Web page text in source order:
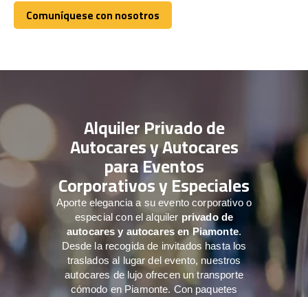
Comuníquese con nosotros
Comuníquese con nosotros
Alquiler Privado de
Autocares y Autocares
para Eventos
Corporativos y Especiales
Aporte elegancia a su evento corporativo o
especial con el alquiler privado de
autocares y autocares en Piamonte.
Desde la recogida de invitados hasta los
traslados al lugar del evento, nuestros
autocares de lujo ofrecen un transporte
cómodo en Piamonte. Con paquetes